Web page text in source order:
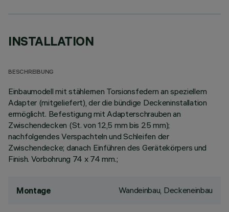
INSTALLATION
BESCHREIBUNG
Einbaumodell mit stählernen Torsionsfedern an speziellem
Adapter (mitgeliefert), der die bündige Deckeninstallation
ermöglicht. Befestigung mit Adapterschrauben an
Zwischendecken (St. von 12,5 mm bis 25 mm);
nachfolgendes Verspachteln und Schleifen der
Zwischendecke; danach Einführen des Gerätekörpers und
Finish. Vorbohrung 74 x 74 mm.;
Montage Wandeinbau, Deckeneinbau